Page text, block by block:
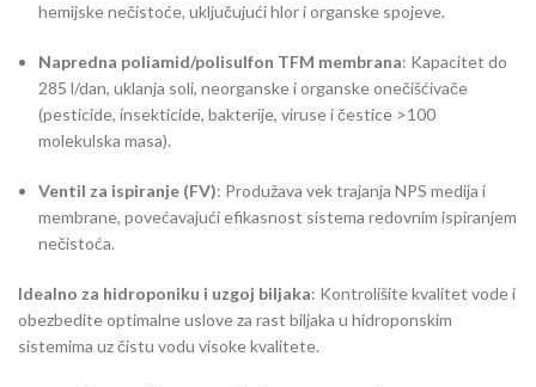
hemijske nečistoće, uključujući hlor i organske spojeve.
Napredna poliamid/polisulfon TFM membrana: Kapacitet do
285 l/dan, uklanja soli, neorganske i organske onečišćivače
(pesticide, insekticide, bakterije, viruse i čestice >100
molekulska masa).
Ventil za ispiranje (FV): Produžava vek trajanja NPS medija i
membrane, povećavajući efikasnost sistema redovnim ispiranjem
nečistoća.
Idealno za hidroponiku i uzgoj biljaka: Kontrolišite kvalitet vode i
obezbedite optimalne uslove za rast biljaka u hidroponskim
sistemima uz čistu vodu visoke kvalitete.